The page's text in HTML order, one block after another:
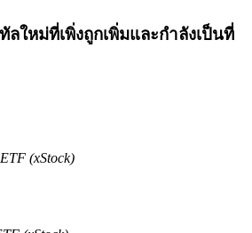
ยาวและผลประโยชน์ที่ยืดหยุ่น
ลใหม่ที่เพิ่งถูกเพิ่มและกำลังเป็นที่
(xStock)